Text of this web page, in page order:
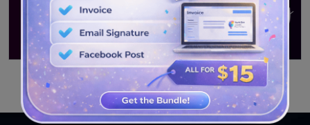
VER MÁS DISEÑOS